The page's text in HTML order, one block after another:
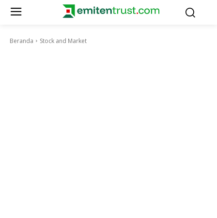
Beranda Stock and Market